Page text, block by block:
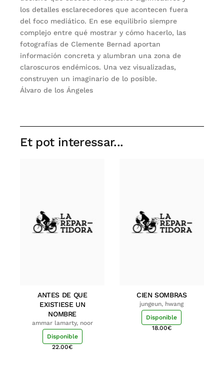
los detalles esclarecedores que acontecen fuera
del foco mediático. En ese equilibrio siempre
complejo entre qué mostrar y cómo hacerlo, las
fotografías de Clemente Bernad aportan
información concreta y alumbran una zona de
claroscuros endémicos. Una vez visualizadas,
construyen un imaginario de lo posible.
Álvaro de los Ángeles
Et pot interessar...
ANTES DE QUE
EXISTIESE UN
NOMBRE
ammar lamarty, noor
Disponible
22.00€
CIEN SOMBRAS
jungeun, hwang
Disponible
18.00€